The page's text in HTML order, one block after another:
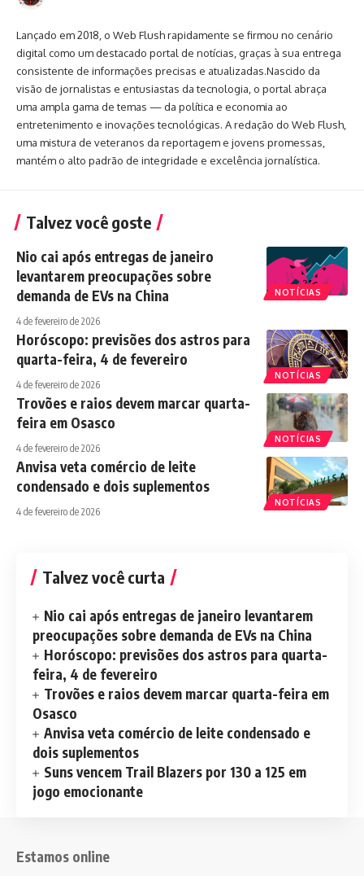
Lançado em 2018, o Web Flush rapidamente se firmou no cenário
digital como um destacado portal de notícias, graças à sua entrega
consistente de informações precisas e atualizadas.Nascido da
visão de jornalistas e entusiastas da tecnologia, o portal abraça
uma ampla gama de temas — da política e economia ao
entretenimento e inovações tecnológicas. A redação do Web Flush,
uma mistura de veteranos da reportagem e jovens promessas,
mantém o alto padrão de integridade e excelência jornalística.
Talvez você goste
NOTÍCIAS
Nio cai após entregas de janeiro
levantarem preocupações sobre
demanda de EVs na China
4 de fevereiro de 2026
NOTÍCIAS
Horóscopo: previsões dos astros para
quarta-feira, 4 de fevereiro
4 de fevereiro de 2026
NOTÍCIAS
Trovões e raios devem marcar quarta-
feira em Osasco
4 de fevereiro de 2026
NOTÍCIAS
Anvisa veta comércio de leite
condensado e dois suplementos
4 de fevereiro de 2026
Talvez você curta
Nio cai após entregas de janeiro levantarem
preocupações sobre demanda de EVs na China
Horóscopo: previsões dos astros para quarta-
feira, 4 de fevereiro
Trovões e raios devem marcar quarta-feira em
Osasco
Anvisa veta comércio de leite condensado e
dois suplementos
Suns vencem Trail Blazers por 130 a 125 em
jogo emocionante
Estamos online